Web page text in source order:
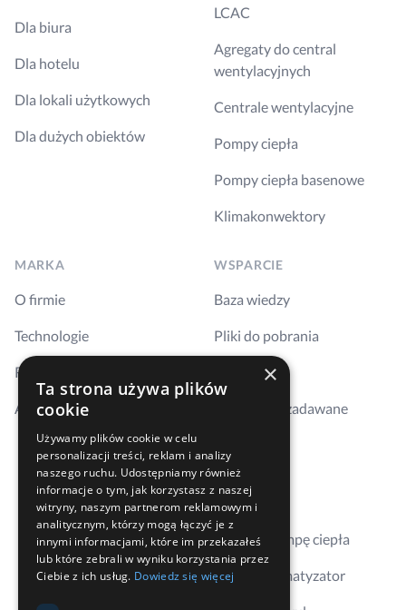
Dla biura
Dla hotelu
Dla lokali użytkowych
Dla dużych obiektów
LCAC
Agregaty do central
wentylacyjnych
Centrale wentylacyjne
Pompy ciepła
Pompy ciepła basenowe
Klimakonwektory
MARKA
O firmie
Technologie
Realizacje
Aktualności
WSPARCIE
Baza wiedzy
Pliki do pobrania
Szkolenia
Najczęściej zadawane
Kontakt
Gdzie kupić
Dobierz pompę ciepła
Dobierz klimatyzator
×
Ta strona używa plików
cookie
Używamy plików cookie w celu
personalizacji treści, reklam i analizy
naszego ruchu. Udostępniamy również
informacje o tym, jak korzystasz z naszej
witryny, naszym partnerom reklamowym i
analitycznym, którzy mogą łączyć je z
innymi informacjami, które im przekazałeś
lub które zebrali w wyniku korzystania przez
Ciebie z ich usług. Dowiedz się więcej